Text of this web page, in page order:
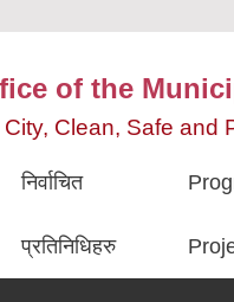
of the
Clean, Safe and
निर्वाचित
प्रतिनिधिहरु